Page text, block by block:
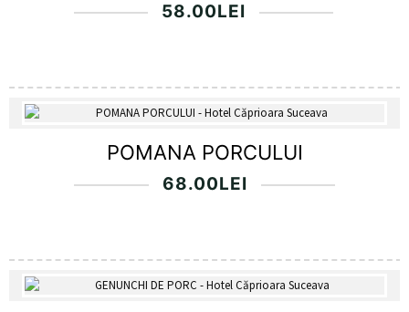
58.00LEI
POMANA PORCULUI
68.00LEI